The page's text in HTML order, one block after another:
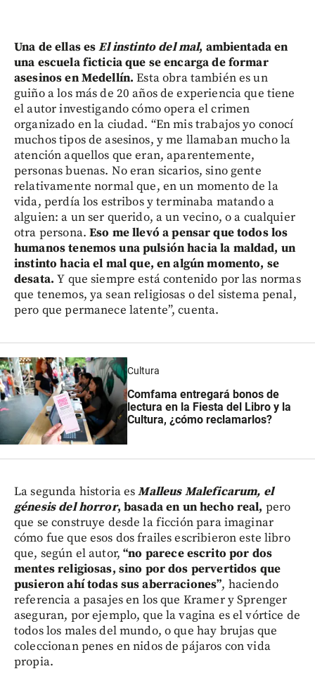
Una de ellas esEl instinto del mal, ambientada en
una escuela ficticia que se encarga de formar
asesinos en Medellín.Esta obra también es un
guiño a los más de 20 años de experiencia que tiene
el autor investigando cómo opera el crimen
organizado en la ciudad. “En mis trabajos yo conocí
muchos tipos de asesinos, y me llamaban mucho la
atención aquellos que eran, aparentemente,
personas buenas. No eran sicarios, sino gente
relativamente normal que, en un momento de la
vida, perdía los estribos y terminaba matando a
alguien: a un ser querido, a un vecino, o a cualquier
otra persona. Eso me llevó a pensar que todos los
humanos tenemos una pulsión hacia la maldad, un
instinto hacia el mal que, en algún momento, se
desata.Y que siempre está contenido por las normas
que tenemos, ya sean religiosas o del sistema penal,
pero que permanece latente”, cuenta.
Cultura
Comfama entregará bonos de
lectura en la Fiesta del Libro y la
Cultura, ¿cómo reclamarlos?
La segunda historia esMalleus Maleficarum, el
génesis del horror, basada en un hecho real, pero
que se construye desde la ficción para imaginar
cómo fue que esos dos frailes escribieron este libro
que, según el autor, “no parece escrito por dos
mentes religiosas, sino por dos pervertidos que
pusieron ahí todas sus aberraciones”, haciendo
referencia a pasajes en los que Kramer y Sprenger
aseguran, por ejemplo, que la vagina es el vórtice de
todos los males del mundo, o que hay brujas que
coleccionan penes en nidos de pájaros con vida
propia.